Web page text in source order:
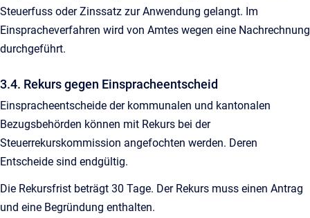
Steuerfuss oder Zinssatz zur Anwendung gelangt. Im
Einspracheverfahren wird von Amtes wegen eine Nachrechnung
durchgeführt.
3.4. Rekurs gegen Einspracheentscheid
Einspracheentscheide der kommunalen und kantonalen
Bezugsbehörden können mit Rekurs bei der
Steuerrekurskommission angefochten werden. Deren
Entscheide sind endgültig.
Die Rekursfrist beträgt 30 Tage. Der Rekurs muss einen Antrag
und eine Begründung enthalten.